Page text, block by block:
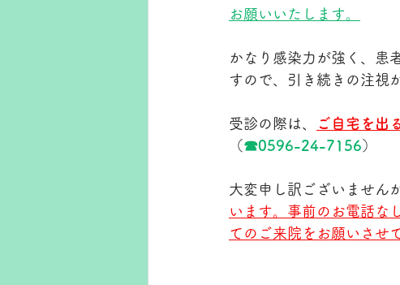
お願いいたします。
かなり感染力が強く、患
すので、引き続きの注視
受診の際は、 ご自宅を出
（☎0596-24-7156）
大変申し訳ございませんが
います。事前のお電話な
てのご来院をお願いさせ